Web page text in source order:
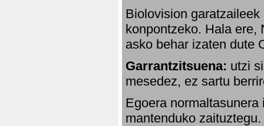
Biolovision
konpontzeko. Hala ere,
asko behar izaten dute
Garrantzitsuena: utzi
mesedez, ez sartu
Egoera
mantenduko